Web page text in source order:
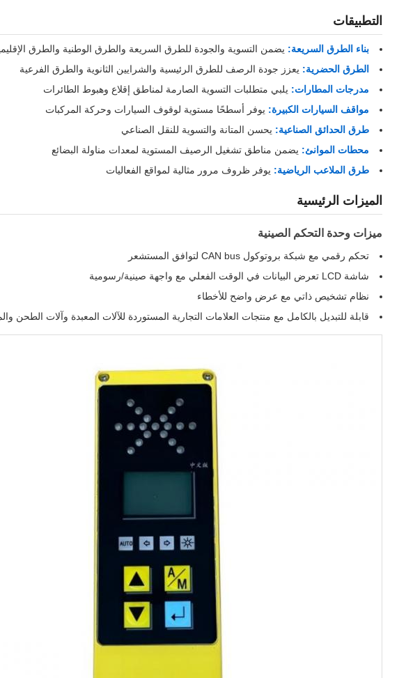
التطبيقات
بناء الطرق السريعة: يضمن التسوية والجودة للطرق السريعة والطرق الوطنية والطرق
الطرق الحضرية: يعزز جودة الرصف للطرق الرئيسية والشرايين الثانوية والطرق الفرعية
مدرجات المطارات: يلبي متطلبات التسوية الصارمة لمناطق إقلاع وهبوط الطائرات
مواقف السيارات الكبيرة: يوفر أسطحًا مستوية لوقوف السيارات وحركة المركبات
طرق الحدائق الصناعية: يحسن المتانة والتسوية للنقل الصناعي
محطات الموانئ: يضمن مناطق تشغيل الرصيف المستوية لمعدات مناولة البضائع
طرق الملاعب الرياضية: يوفر ظروف مرور مثالية لمواقع الفعاليات
الميزات الرئيسية
ميزات وحدة التحكم الصينية
تحكم رقمي مع شبكة بروتوكول CAN bus لتوافق المستشعر
شاشة LCD تعرض البيانات في الوقت الفعلي مع واجهة صينية/رسومية
نظام تشخيص ذاتي مع عرض واضح للأخطاء
قابلة للتبديل بالكامل مع منتجات العلامات التجارية المستوردة للآلات المعبدة وآلات الطحن